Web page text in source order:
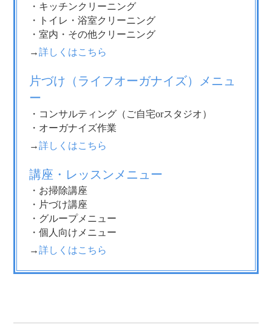
・キッチンクリーニング
・トイレ・浴室クリーニング
・室内・その他クリーニング
→詳しくはこちら
片づけ（ライフオーガナイズ）メニュ
ー
・コンサルティング（ご自宅orスタジオ）
・オーガナイズ作業
→詳しくはこちら
講座・レッスンメニュー
・お掃除講座
・片づけ講座
・グループメニュー
・個人向けメニュー
→詳しくはこちら